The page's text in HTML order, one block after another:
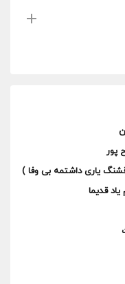
پور
یاری داشتمه بی وفا )
قدیما